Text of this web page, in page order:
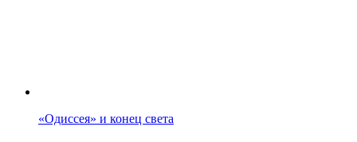
«Одиссея» и конец света